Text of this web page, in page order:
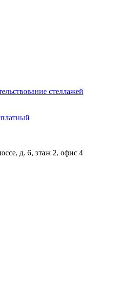
стеллажей
д. 6, этаж 2, офис 4